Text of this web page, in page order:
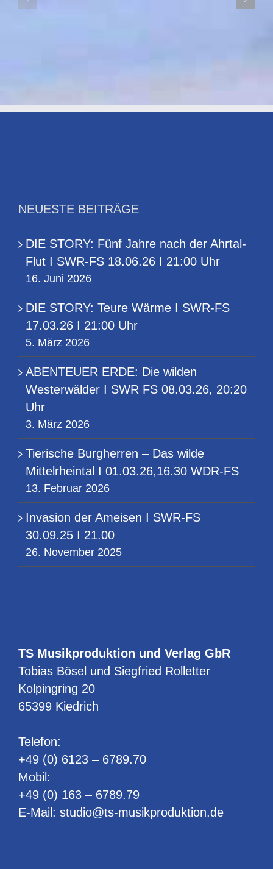
I
SWR-
Uhr
NEUESTE BEITRÄGE
DIE STORY: Fünf Jahre nach der Ahrtal-
Flut I SWR-FS 18.06.26 I 21:00 Uhr
16. Juni 2026
DIE STORY: Teure Wärme I SWR-FS
17.03.26 I 21:00 Uhr
5. März 2026
ABENTEUER ERDE: Die wilden
Westerwälder I SWR FS 08.03.26, 20:20
Uhr
3. März 2026
Tierische Burgherren – Das wilde
Mittelrheintal I 01.03.26,16.30 WDR-FS
13. Februar 2026
Invasion der Ameisen I SWR-FS
30.09.25 I 21.00
26. November 2025
TS Musikproduktion und Verlag GbR
Tobias Bösel und Siegfried Rolletter
Kolpingring 20
65399 Kiedrich
Telefon:
+49 (0) 6123 – 6789.70
Mobil:
+49 (0) 163 – 6789.79
E-Mail: studio@ts-musikproduktion.de